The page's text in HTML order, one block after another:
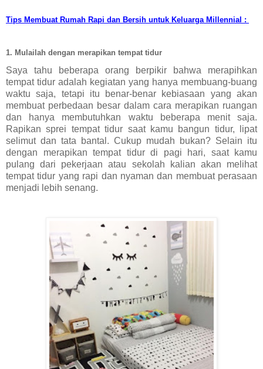
Tips Membuat Rumah Rapi dan Bersih untuk Keluarga Millennial :
1. Mulailah dengan merapikan tempat tidur
Saya tahu beberapa orang berpikir bahwa merapihkan
tempat tidur adalah kegiatan yang hanya membuang-buang
waktu saja, tetapi itu benar-benar kebiasaan yang akan
membuat perbedaan besar dalam cara merapikan ruangan
dan hanya membutuhkan waktu beberapa menit saja.
Rapikan sprei tempat tidur saat kamu bangun tidur, lipat
selimut dan tata bantal. Cukup mudah bukan? Selain itu
dengan merapikan tempat tidur di pagi hari, saat kamu
pulang dari pekerjaan atau sekolah kalian akan melihat
tempat tidur yang rapi dan nyaman dan membuat perasaan
menjadi lebih senang.